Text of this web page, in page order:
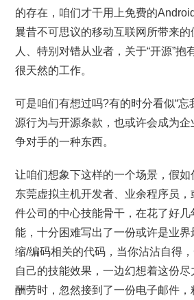
的存在，咱们才干用上免费的
曩昔不可思议的移动互联网所带来
人、特别对错从业者，关于“开源”抱
很天然的工作。
可是咱们有想过吗?有的时分看似“忘
源行为与开源条款，也或许会成为
争对手的一种东西。
让咱们想象下这样的一个场景，假
东莞虚拟主机开发者、业余程序员
件公司的中心技能骨干，在花了好
能，十分困难写出了一份或许是业
缩/编码相关的代码，当你沾沾自得
自己的技能效果，一边幻想着这份
酬劳时，忽然接到了一份电子邮件